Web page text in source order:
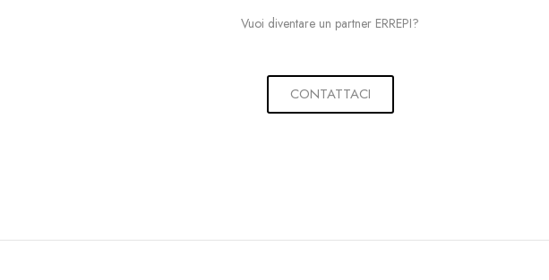
Vuoi diventare un partner ERREPI?
CONTATTACI